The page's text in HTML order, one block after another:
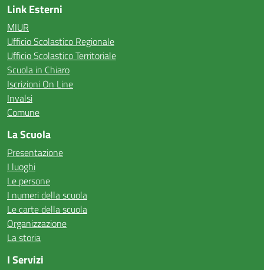
Link Esterni
MIUR
Ufficio Scolastico Regionale
Ufficio Scolastico Territoriale
Scuola in Chiaro
Iscrizioni On Line
Invalsi
Comune
La Scuola
Presentazione
I luoghi
Le persone
I numeri della scuola
Le carte della scuola
Organizzazione
La storia
I Servizi